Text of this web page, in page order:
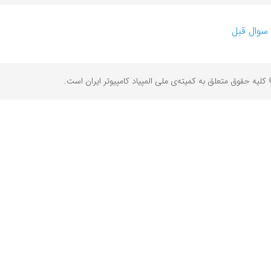
سوال قبل
حقوق متعلق به کمیته‌ی ملی المپیاد کامپیوتر ایران است.